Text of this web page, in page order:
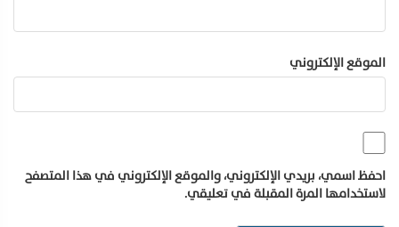
الموقع الإلكتروني
احفظ اسمي، بريدي الإلكتروني، والموقع الإلكتروني في هذا المتصفح
لاستخدامها المرة المقبلة في تعليقي.